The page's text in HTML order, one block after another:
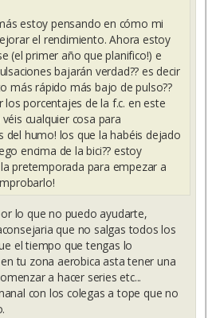
estoy pensando en cómo mi
el rendimiento. Ahora estoy
(el primer año que planifico!) e
bajarán verdad?? es decir
más rápido más bajo de pulso??
los porcentajes de la f.c. en este
cualquier cosa para
del humo! los que la habéis dejado
encima de la bici?? estoy
pretemporada para empezar a
lo que no puedo ayudarte,
que no salgas todos los
el tiempo que tengas lo
tu zona aerobica asta tener una
a hacer series etc...
con los colegas a tope que no